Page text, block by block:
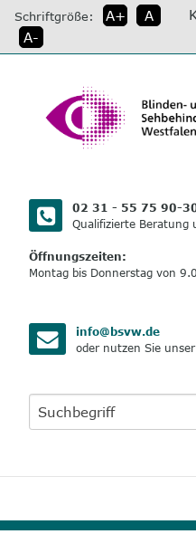
direkt
zum
Inhalt
Schriftgröße: A+
A
A-
02 31 - 55 75 90-
Qualifizierte Beratung
Öffnungszeiten:
Montag bis Donnerstag von
info@bsvw.de
oder nutzen Sie unser